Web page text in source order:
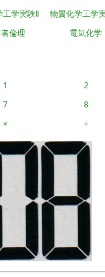
工学実験Ⅱ 物質化学工学
倫理 電気化学
1 2
7 8
× ÷